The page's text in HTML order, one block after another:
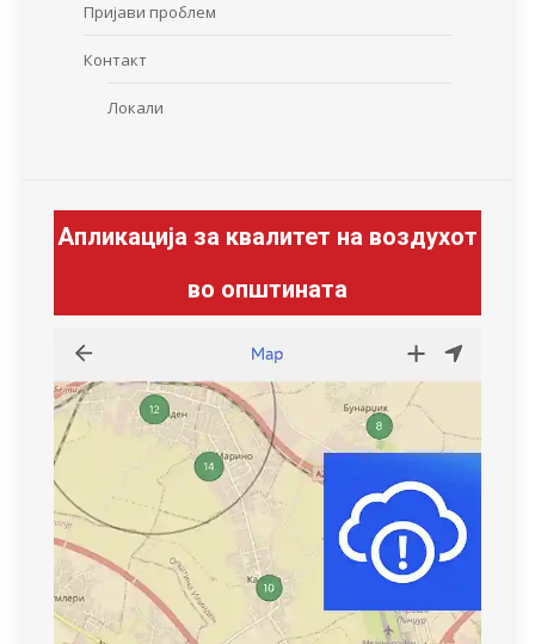
Пријави проблем
Контакт
Локали
Апликација за квалитет на воздухот
во општината